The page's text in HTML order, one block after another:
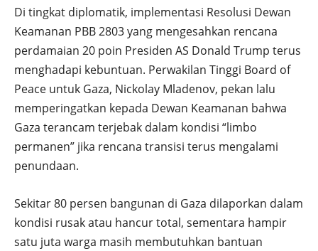
Di tingkat diplomatik, implementasi Resolusi Dewan
Keamanan PBB 2803 yang mengesahkan rencana
perdamaian 20 poin Presiden AS Donald Trump terus
menghadapi kebuntuan. Perwakilan Tinggi Board of
Peace untuk Gaza, Nickolay Mladenov, pekan lalu
memperingatkan kepada Dewan Keamanan bahwa
Gaza terancam terjebak dalam kondisi “limbo
permanen” jika rencana transisi terus mengalami
penundaan.
Sekitar 80 persen bangunan di Gaza dilaporkan dalam
kondisi rusak atau hancur total, sementara hampir
satu juta warga masih membutuhkan bantuan